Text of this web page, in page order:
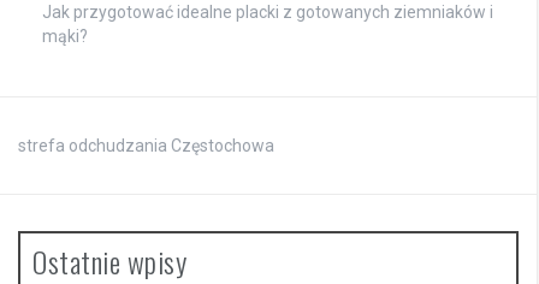
Jak przygotować idealne placki z gotowanych ziemniaków i
mąki?
strefa odchudzania Częstochowa
Ostatnie wpisy